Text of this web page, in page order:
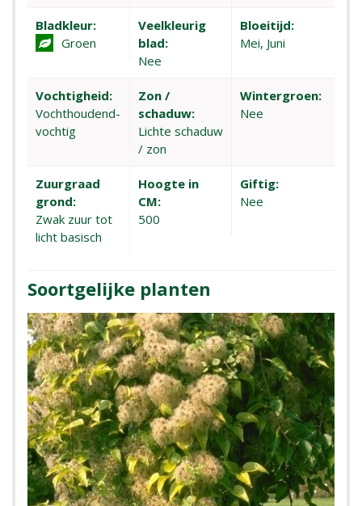
Bladkleur:
Groen
Veelkleurig
blad:
Nee
Bloeitijd:
Mei, Juni
Vochtigheid:
Vochthoudend-
vochtig
Zon /
schaduw:
Lichte schaduw
/ zon
Wintergroen:
Nee
Zuurgraad
grond:
Zwak zuur tot
licht basisch
Hoogte in
CM:
500
Giftig:
Nee
Soortgelijke planten